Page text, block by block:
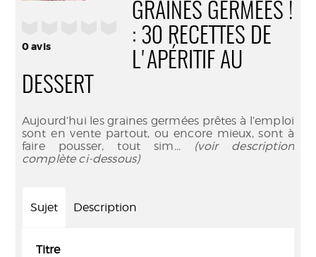
0avis
GRAINES GERMÉES !
: 30 RECETTES DE
L'APÉRITIF AU
DESSERT
Aujourd’hui les graines germées prêtes à l’emploi
sont en vente partout, ou encore mieux, sont à
faire pousser, tout sim... (voir description
complète ci-dessous)
Sujet Description
Titre